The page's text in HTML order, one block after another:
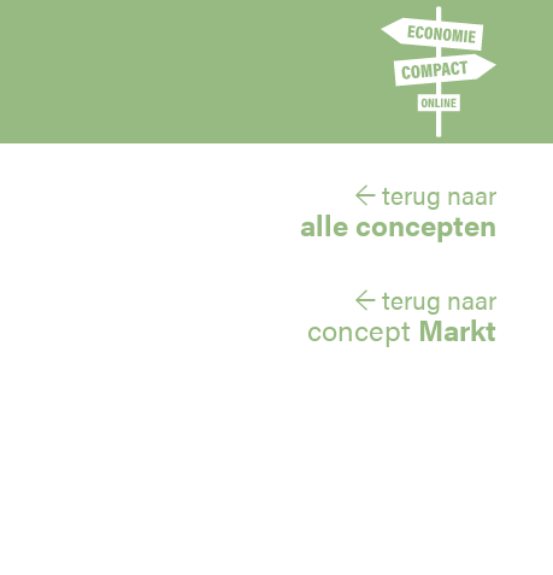
← terug naar
alle concepten
← terug naar
concept Markt